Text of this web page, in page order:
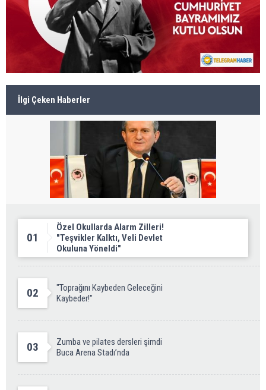
İlgi Çeken Haberler
01
Özel Okullarda Alarm Zilleri!
"Teşvikler Kalktı, Veli Devlet
Okuluna Yöneldi"
02
"Toprağını Kaybeden Geleceğini
Kaybeder!"
03
Zumba ve pilates dersleri şimdi
Buca Arena Stadı’nda